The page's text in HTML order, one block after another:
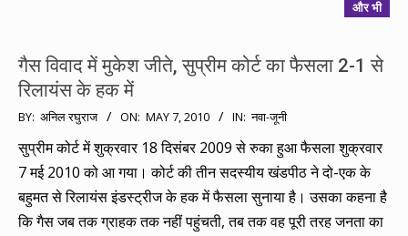
और भी
गैस विवाद में मुकेश जीते, सुप्रीम कोर्ट का फैसला 2-1 से
रिलायंस के हक में
2010-
05-
07
BY: अनिल रघुराज ON: MAY 7, 2010 IN: नवा-जूनी
सुप्रीम कोर्ट में शुक्रवार 18 दिसंबर 2009 से रुका हुआ फैसला शुक्रवार
7 मई 2010 को आ गया। कोर्ट की तीन सदस्यीय खंडपीठ ने दो-एक के
बहुमत से रिलायंस इंडस्ट्रीज के हक में फैसला सुनाया है। उसका कहना है
कि गैस जब तक ग्राहक तक नहीं पहुंचती, तब तक वह पूरी तरह जनता का